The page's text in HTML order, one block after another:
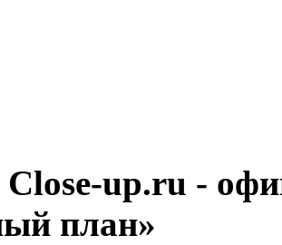
up.ru -
план»